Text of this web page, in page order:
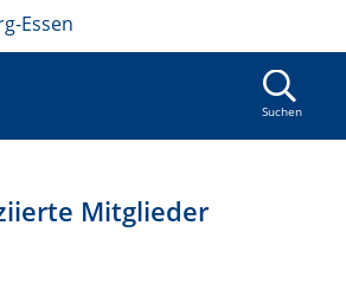
Essen
Suchen
Mitglieder